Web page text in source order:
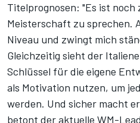
Titelprognosen: "Es ist
Meisterschaft zu sprechen.
Niveau und zwingt mich
Gleichzeitig sieht der
Schlüssel für die eigene
als Motivation nutzen, um
werden. Und sicher macht
betont der aktuelle WM-